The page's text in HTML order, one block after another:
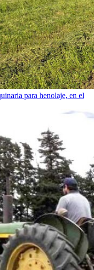
para henolaje, en el